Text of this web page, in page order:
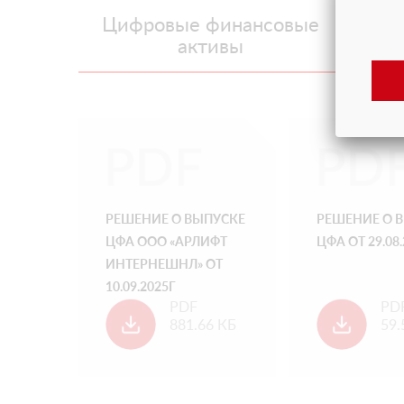
Цифровые финансовые
активы
РЕШЕНИЕ О ВЫПУСКЕ
ЦФА ООО «АРЛИФТ
ИНТЕРНЕШНЛ» ОТ
10.09.2025Г
РЕШЕНИЕ О
ЦФА ОТ